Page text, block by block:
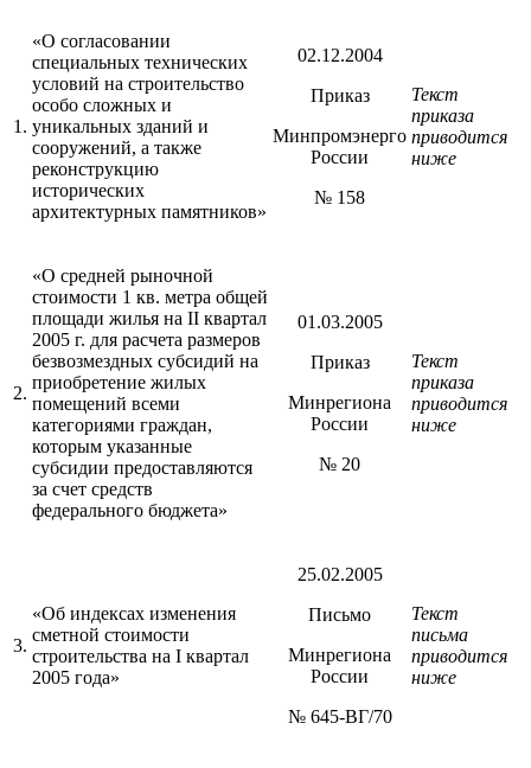
1.
«О согласовании
специальных технических
условий на строительство
особо сложных и
уникальных зданий и
сооружений, а также
реконструкцию
исторических
архитектурных памятников»
02.12.2004
Приказ
Минпромэнерго
России
№ 158
Текст
приказа
приводится
ниже
2.
«О средней рыночной
стоимости 1 кв. метра общей
площади жилья на II квартал
2005 г. для расчета размеров
безвозмездных субсидий на
приобретение жилых
помещений всеми
категориями граждан,
которым указанные
субсидии предоставляются
за счет средств
федерального бюджета»
01.03.2005
Приказ
Минрегиона
России
№ 20
Текст
приказа
приводится
ниже
3.
«Об индексах изменения
сметной стоимости
строительства на I квартал
2005 года»
25.02.2005
Письмо
Минрегиона
России
№ 645-ВГ/70
Текст
письма
приводится
ниже